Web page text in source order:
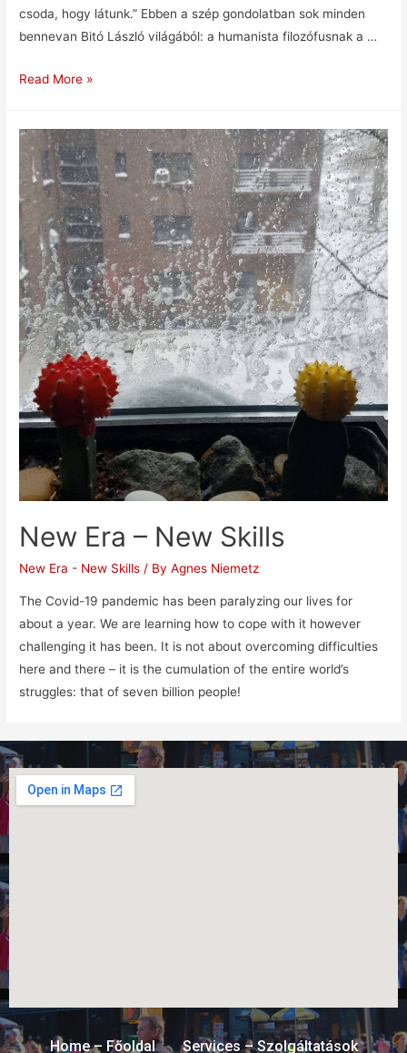
csoda, hogy látunk.” Ebben a szép gondolatban sok minden
bennevan Bitó László világából: a humanista filozófusnak a …
Read More »
New Era – New Skills
New Era - New Skills / ByAgnes Niemetz
The Covid-19 pandemic has been paralyzing our lives for
about a year. We are learning how to cope with it however
challenging it has been. It is not about overcoming difficulties
here and there – it is the cumulation of the entire world’s
struggles: that of seven billion people!
Home – Főoldal Services – Szolgáltatások